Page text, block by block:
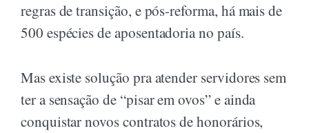
regras de transição, e pós-reforma, há mais de
500 espécies de aposentadoria no país.
Mas existe solução pra atender servidores sem
ter a sensação de “pisar em ovos” e ainda
conquistar novos contratos de honorários,